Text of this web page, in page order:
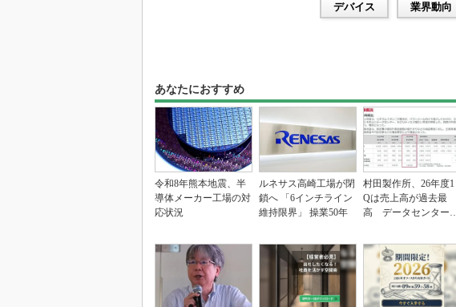
デバイス 業界動向
あなたにおすすめ
令和8年熊本地震、半
導体メーカー工場の対
応状況
ルネサス高崎工場が閉
鎖へ 「6インチライン
維持限界」 操業50年
村田製作所、26年度1
Qは売上高が過去最
高 データセンター